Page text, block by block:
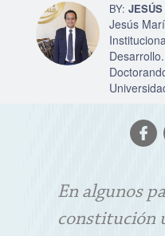
Jesús
En algunos
constitución